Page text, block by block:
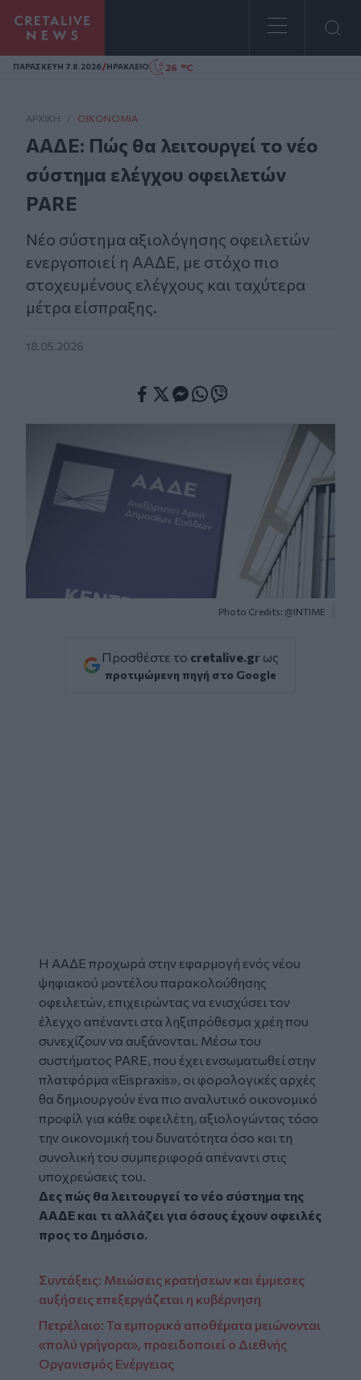
Homepage
ΠΑΡΑΣΚΕΥΗ 7.8.2026/ΗΡΑΚΛΕΙΟ 26 °C
ΑΡΧΙΚΗ / ΟΙΚΟΝΟΜΊΑ
ΑΑΔΕ: Πώς θα λειτουργεί το νέο
σύστημα ελέγχου οφειλετών
PARE
Νέο σύστημα αξιολόγησης οφειλετών
ενεργοποιεί η ΑΑΔΕ, με στόχο πιο
στοχευμένους ελέγχους και ταχύτερα
μέτρα είσπραξης.
18.05.2026
Photo Credits: @INTIME
Προσθέστε το cretalive.gr ως
προτιμώμενη πηγή στο Google
Η ΑΑΔΕ προχωρά στην εφαρμογή ενός νέου
ψηφιακού μοντέλου παρακολούθησης
οφειλετών, επιχειρώντας να ενισχύσει τον
έλεγχο απέναντι στα ληξιπρόθεσμα χρέη που
συνεχίζουν να αυξάνονται. Μέσω του
συστήματος PARE, που έχει ενσωματωθεί στην
πλατφόρμα «Eispraxis», οι φορολογικές αρχές
θα δημιουργούν ένα πιο αναλυτικό οικονομικό
προφίλ για κάθε οφειλέτη, αξιολογώντας τόσο
την οικονομική του δυνατότητα όσο και τη
συνολική του συμπεριφορά απέναντι στις
υποχρεώσεις του.
Δες πώς θα λειτουργεί το νέο σύστημα της
ΑΑΔΕ και τι αλλάζει για όσους έχουν οφειλές
προς το Δημόσιο.
Συντάξεις: Μειώσεις κρατήσεων και έμμεσες
αυξήσεις επεξεργάζεται η κυβέρνηση
Πετρέλαιο: Τα εμπορικά αποθέματα μειώνονται
«πολύ γρήγορα», προειδοποιεί ο Διεθνής
Οργανισμός Ενέργειας